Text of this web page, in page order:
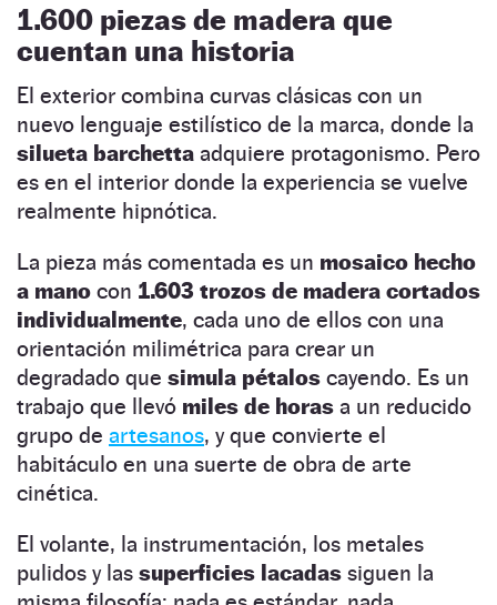
1.600 piezas de madera que
cuentan una historia
El exterior combina curvas clásicas con un
nuevo lenguaje estilístico de la marca, donde la
silueta barchetta adquiere protagonismo. Pero
es en el interior donde la experiencia se vuelve
realmente hipnótica.
La pieza más comentada es un mosaico hecho
a mano con 1.603 trozos de madera cortados
individualmente, cada uno de ellos con una
orientación milimétrica para crear un
degradado que simula pétalos cayendo. Es un
trabajo que llevó miles de horas a un reducido
grupo de artesanos, y que convierte el
habitáculo en una suerte de obra de arte
cinética.
El volante, la instrumentación, los metales
pulidos y las superficies lacadas siguen la